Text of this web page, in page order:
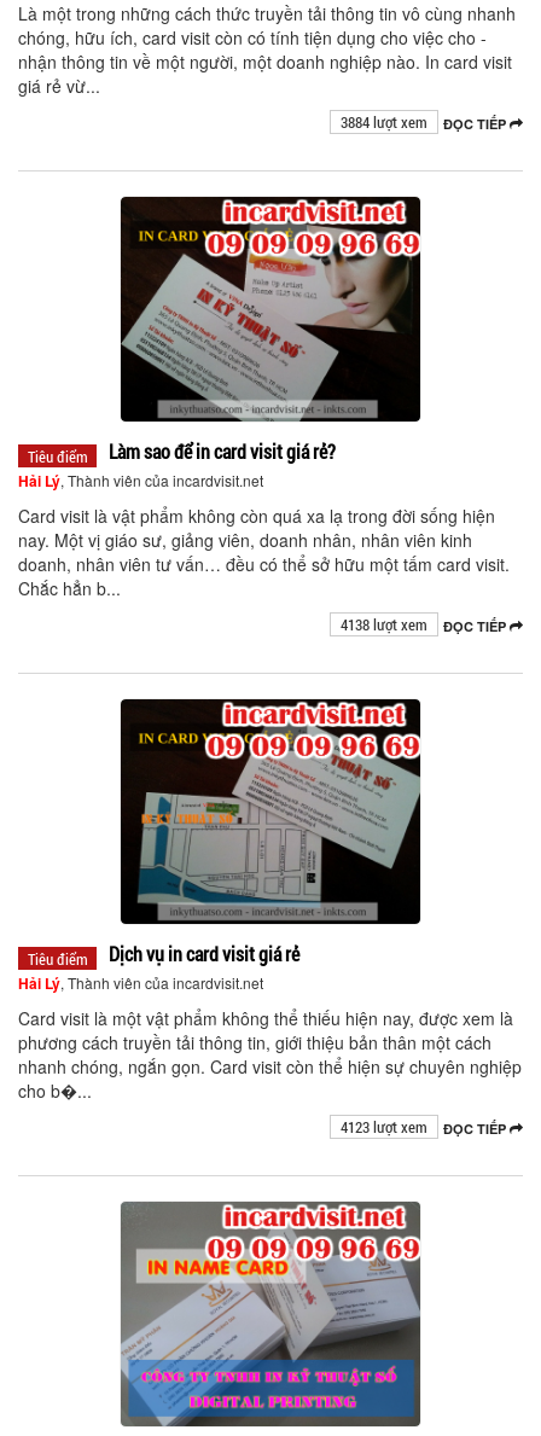
Là một trong những cách thức truyền tải thông tin vô cùng nhanh
chóng, hữu ích, card visit còn có tính tiện dụng cho việc cho -
nhận thông tin về một người, một doanh nghiệp nào. In card visit
giá rẻ vừ...
ĐỌC TIẾP
3884 lượt xem
Tiêu điểm Làm sao để in card visit giá rẻ?
Hải Lý, Thành viên của incardvisit.net
Card visit là vật phẩm không còn quá xa lạ trong đời sống hiện
nay. Một vị giáo sư, giảng viên, doanh nhân, nhân viên kinh
doanh, nhân viên tư vấn… đều có thể sở hữu một tấm card visit.
Chắc hẳn b...
ĐỌC TIẾP
4138 lượt xem
Tiêu điểm Dịch vụ in card visit giá rẻ
Hải Lý, Thành viên của incardvisit.net
Card visit là một vật phẩm không thể thiếu hiện nay, được xem là
phương cách truyền tải thông tin, giới thiệu bản thân một cách
nhanh chóng, ngắn gọn. Card visit còn thể hiện sự chuyên nghiệp
cho b�...
ĐỌC TIẾP
4123 lượt xem